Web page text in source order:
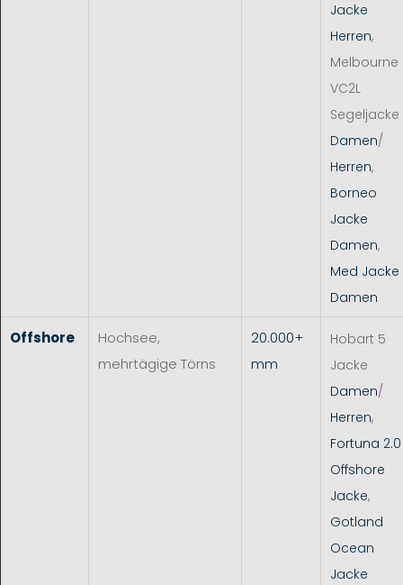
Jacke
Herren,
Melbourne
VC2L
Segeljacke
Damen/
Herren,
Borneo
Jacke
Damen,
Med Jacke
Damen
Offshore
Hochsee,
mehrtägige Törns
20.000+
mm
Hobart 5
Jacke
Damen/
Herren,
Fortuna 2.0
Offshore
Jacke,
Gotland
Ocean
Jacke